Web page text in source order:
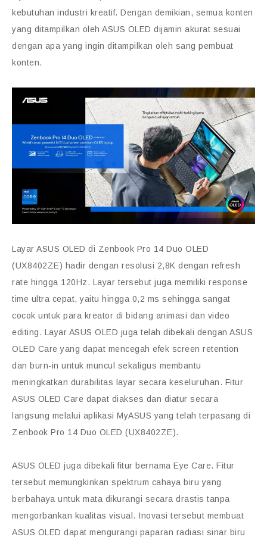
kebutuhan industri kreatif. Dengan demikian, semua konten
yang ditampilkan oleh ASUS OLED dijamin akurat sesuai
dengan apa yang ingin ditampilkan oleh sang pembuat
konten.
Layar ASUS OLED di Zenbook Pro 14 Duo OLED
(UX8402ZE) hadir dengan resolusi 2,8K dengan refresh
rate hingga 120Hz. Layar tersebut juga memiliki response
time ultra cepat, yaitu hingga 0,2 ms sehingga sangat
cocok untuk para kreator di bidang animasi dan video
editing. Layar ASUS OLED juga telah dibekali dengan ASUS
OLED Care yang dapat mencegah efek screen retention
dan burn-in untuk muncul sekaligus membantu
meningkatkan durabilitas layar secara keseluruhan. Fitur
ASUS OLED Care dapat diakses dan diatur secara
langsung melalui aplikasi MyASUS yang telah terpasang di
Zenbook Pro 14 Duo OLED (UX8402ZE).
ASUS OLED juga dibekali fitur bernama Eye Care. Fitur
tersebut memungkinkan spektrum cahaya biru yang
berbahaya untuk mata dikurangi secara drastis tanpa
mengorbankan kualitas visual. Inovasi tersebut membuat
ASUS OLED dapat mengurangi paparan radiasi sinar biru